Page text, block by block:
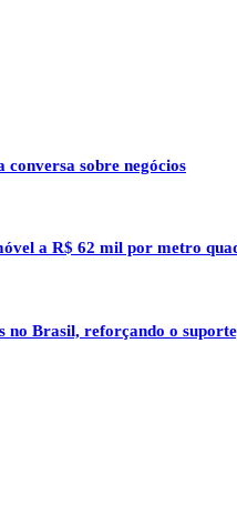
conversa sobre negócios
a R$ 62 mil por metro
Brasil, reforçando o